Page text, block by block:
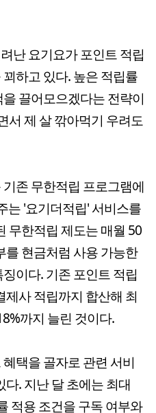
난 요기요가 포인트 적립
하고 있다. 높은 적립률
끌어모으겠다는 전략이
서 제 살 깎아먹기 우려도
존 무한적립 프로그램에
는 '요기더적립' 서비스를
무한적립 제도는 매월 50
를 현금처럼 사용 가능한
이다. 기존 포인트 적립
제사 적립까지 합산해 최
까지 늘린 것이다.
택을 골자로 관련 서비
. 지난 달 초에는 최대
적용 조건을 구독 여부와